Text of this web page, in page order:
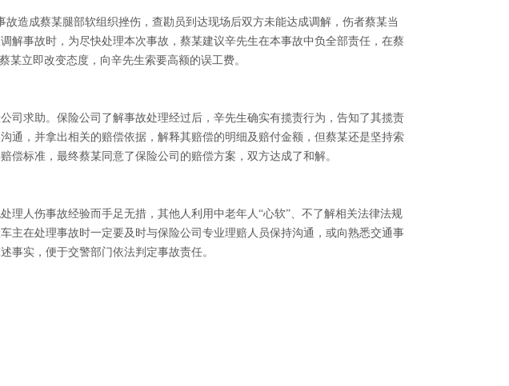
造成蔡某腿部软组织挫伤，查勘员到达现场后双方未能达成调解，伤者蔡某当
解事故时，为尽快处理本次事故，蔡某建议辛先生在本事故中负全部责任，在蔡
某立即改变态度，向辛先生索要高额的误工费。
司求助。保险公司了解事故处理经过后，辛先生确实有揽责行为，告知了其揽责
通，并拿出相关的赔偿依据，解释其赔偿的明细及赔付金额，但蔡某还是坚持索
标准，最终蔡某同意了保险公司的赔偿方案，双方达成了和解。
理人伤事故经验而手足无措，其他人利用中老年人“心软”、不了解相关法律法规
主在处理事故时一定要及时与保险公司专业理赔人员保持沟通，或向熟悉交通事
事实，便于交警部门依法判定事故责任。